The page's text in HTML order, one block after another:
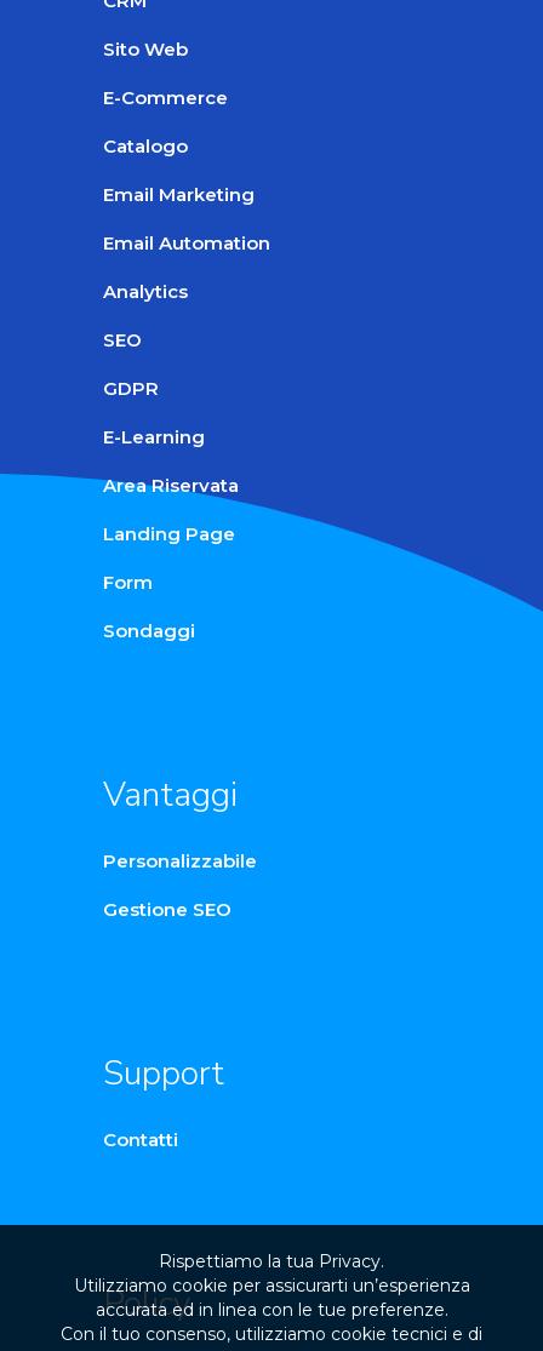
Sito Web
E-Commerce
Catalogo
Email Marketing
Email Automation
Analytics
SEO
GDPR
E-Learning
Area Riservata
Landing Page
Form
Sondaggi
Vantaggi
Personalizzabile
Gestione SEO
Support
Contatti
Policy
Rispettiamo la tua Privacy.
Utilizziamo cookie per assicurarti un’esperienza
accurata ed in linea con le tue preferenze.
Con il tuo consenso, utilizziamo cookie tecnici e di